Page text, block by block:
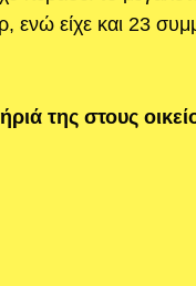
είχε και 23
της στους